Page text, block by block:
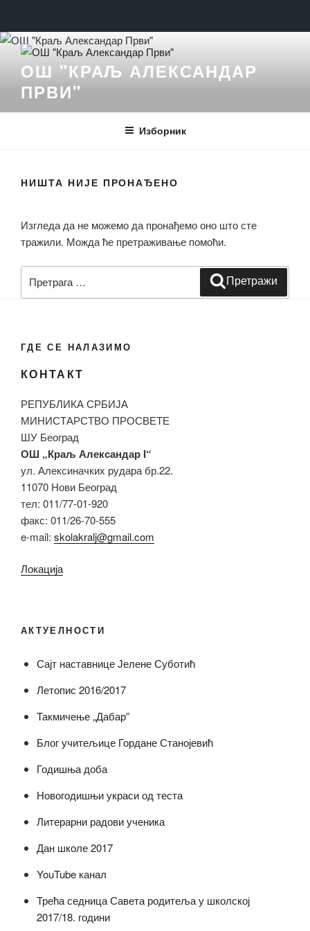
Скочи
садржајОШ "КРАЉ АЛЕКСАНДАР
ПРВИ"
Изборник
НИШТА НИЈЕ ПРОНАЂЕНО
Изгледа да не можемо да пронађемо оно што сте
тражили. Можда ће претраживање помоћи.
за:
Претражи
ГДЕ СЕ НАЛАЗИМО
КОНТАКТ
РЕПУБЛИКА СРБИЈА
МИНИСТАРСТВО ПРОСВЕТЕ
ШУ Београд
ОШ „Краљ Александар I“
ул. Алексиначких рудара бр.22.
11070 Нови Београд
тел: 011/77-01-920
факс: 011/26-70-555
e-mail: skolakralj@gmail.com
Локација
АКТУЕЛНОСТИ
Сајт наставнице Јелене Суботић
Летопис 2016/2017
Такмичење „Дабар”
Блог учитељице Гордане Станојевић
Годишња доба
Новогодишњи украси од теста
Литерарни радови ученика
Дан школе 2017
YouTube канал
Трећа седница Савета родитеља у школској
2017/18. години